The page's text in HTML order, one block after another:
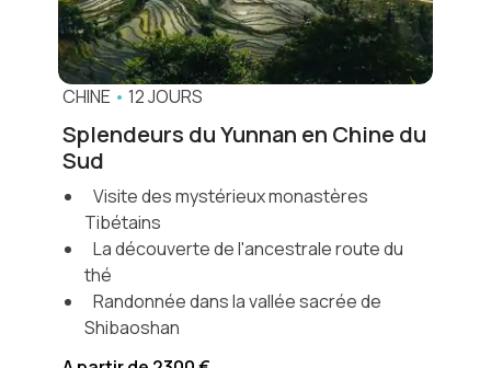
CHINE • 12 JOURS
Splendeurs du Yunnan en Chine du
Sud
Visite des mystérieux monastères
Tibétains
La découverte de l'ancestrale route du
thé
Randonnée dans la vallée sacrée de
Shibaoshan